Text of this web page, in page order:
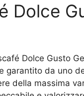
Dolce
Dolce Gusto
garantito da uno
della massima